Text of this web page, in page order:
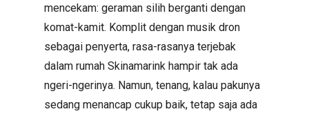
mencekam: geraman silih berganti dengan
komat-kamit. Komplit dengan musik dron
sebagai penyerta, rasa-rasanya terjebak
dalam rumah Skinamarink hampir tak ada
ngeri-ngerinya. Namun, tenang, kalau pakunya
sedang menancap cukup baik, tetap saja ada